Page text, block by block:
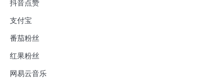
抖音点赞
支付宝
番茄粉丝
红果粉丝
网易云音乐